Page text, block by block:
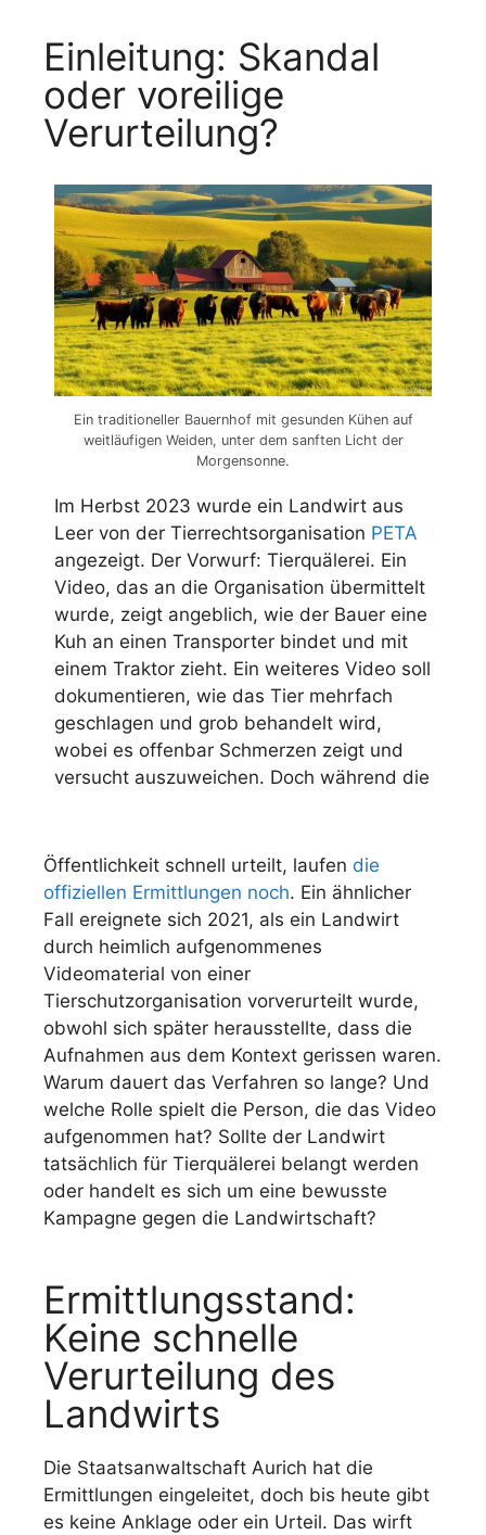
Einleitung: Skandal
oder voreilige
Verurteilung?
Ein traditioneller Bauernhof mit gesunden Kühen auf
weitläufigen Weiden, unter dem sanften Licht der
Morgensonne.
Im Herbst 2023 wurde ein Landwirt aus
Leer von der Tierrechtsorganisation PETA
angezeigt. Der Vorwurf: Tierquälerei. Ein
Video, das an die Organisation übermittelt
wurde, zeigt angeblich, wie der Bauer eine
Kuh an einen Transporter bindet und mit
einem Traktor zieht. Ein weiteres Video soll
dokumentieren, wie das Tier mehrfach
geschlagen und grob behandelt wird,
wobei es offenbar Schmerzen zeigt und
versucht auszuweichen. Doch während die
Öffentlichkeit schnell urteilt, laufen die
offiziellen Ermittlungen noch. Ein ähnlicher
Fall ereignete sich 2021, als ein Landwirt
durch heimlich aufgenommenes
Videomaterial von einer
Tierschutzorganisation vorverurteilt wurde,
obwohl sich später herausstellte, dass die
Aufnahmen aus dem Kontext gerissen waren.
Warum dauert das Verfahren so lange? Und
welche Rolle spielt die Person, die das Video
aufgenommen hat? Sollte der Landwirt
tatsächlich für Tierquälerei belangt werden
oder handelt es sich um eine bewusste
Kampagne gegen die Landwirtschaft?
Ermittlungsstand:
Keine schnelle
Verurteilung des
Landwirts
Die Staatsanwaltschaft Aurich hat die
Ermittlungen eingeleitet, doch bis heute gibt
es keine Anklage oder ein Urteil. Das wirft